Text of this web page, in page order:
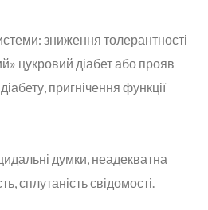
зниження толерантності
цукровий діабет або прояв
пригнічення функції
думки, неадекватна
сплутаність свідомості.